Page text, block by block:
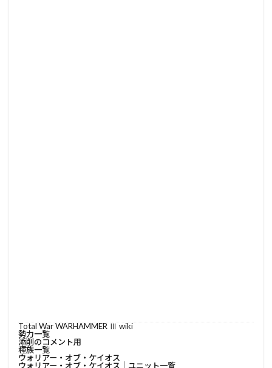
Total War WARHAMMER Ⅲ wiki
勢力一覧
添削のコメント用
種族一覧
ウォリアー・オブ・ケイオス
ウォリアー・オブ・ケイオス│ユニット一覧